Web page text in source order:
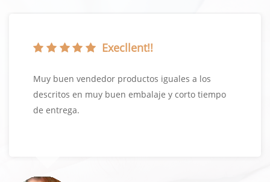
Execllent!!
Muy buen vendedor productos iguales a los
descritos en muy buen embalaje y corto tiempo
de entrega.